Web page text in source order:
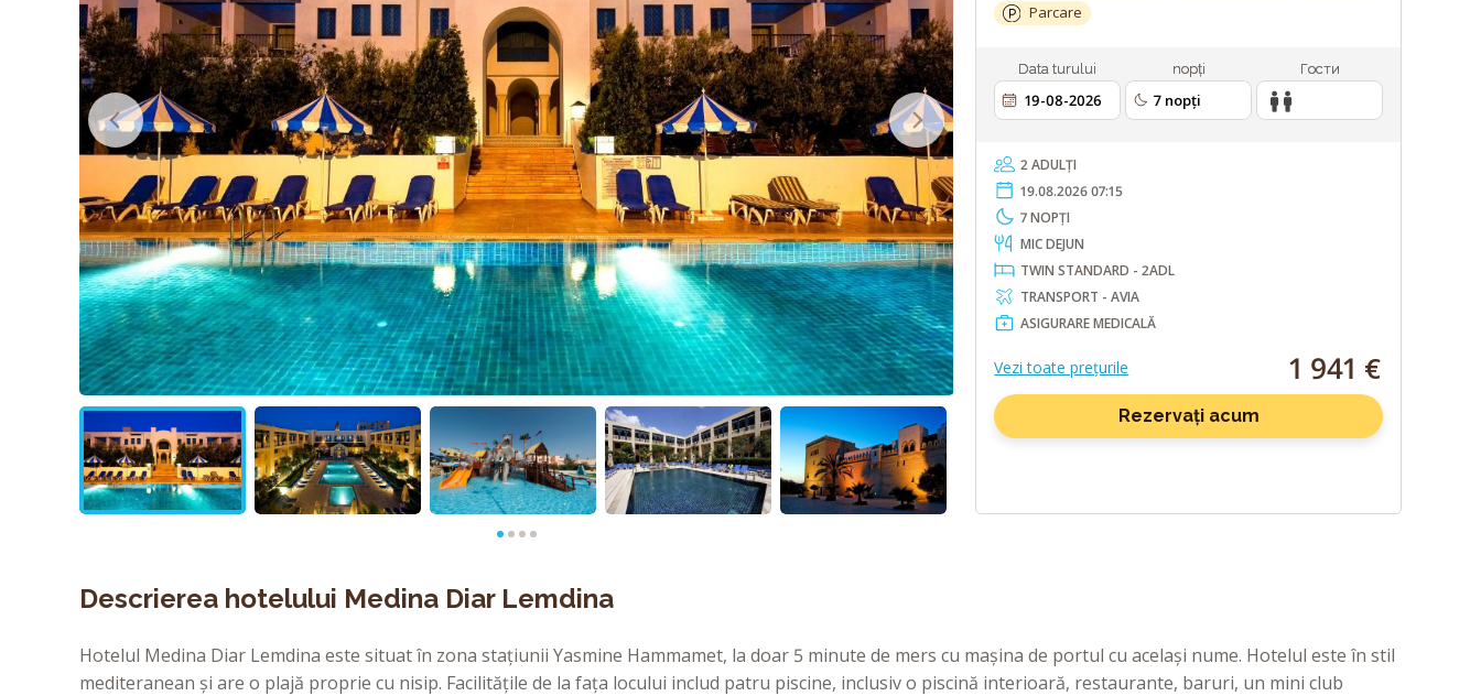
Parcare
Data turului nopți Гости
2 ADULȚI
19.08.2026 07:15
7 NOPȚI
MIC DEJUN
TWIN STANDARD - 2ADL
TRANSPORT - AVIA
ASIGURARE MEDICALĂ
Vezi toate prețurile 1 941 €
Rezervați acum
Descrierea hotelului Medina Diar Lemdina
Hotelul Medina Diar Lemdina este situat în zona stațiunii Yasmine Hammamet, la doar 5 minute de mers cu mașina de portul cu același nume. Hotelul este în stil
mediteranean și are o plajă proprie cu nisip. Facilitățile de la fața locului includ patru piscine, inclusiv o piscină interioară, restaurante, baruri, un mini club